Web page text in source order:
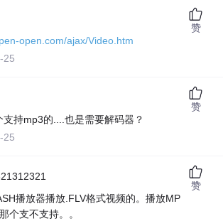
open.com/ajax/Video.htm
25
赞
支持mp3的....也是需要解码器？
25
赞
播放器播放.FLV格式视频的。播放MP
个支不支持。。
赞